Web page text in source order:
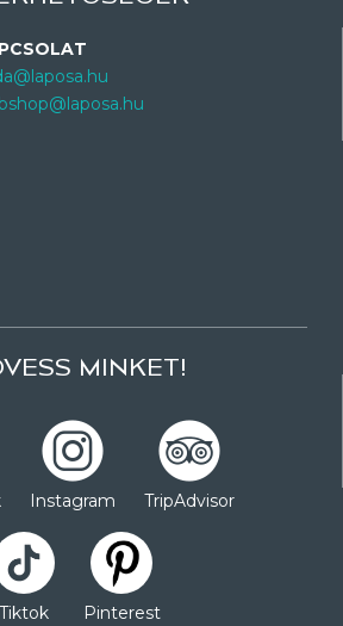
MINKET!
Instagram TripAdvisor
Tiktok Pinterest